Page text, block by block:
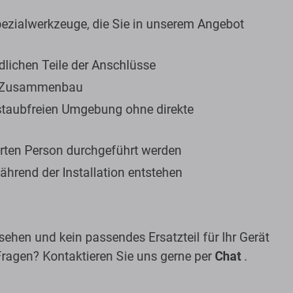
die Sie in unserem Angebot
Teile der Anschlüsse
Umgebung ohne direkte
Person durchgeführt werden
der Installation entstehen
und kein passendes Ersatzteil für Ihr Gerät
Kontaktieren Sie uns gerne per Chat .